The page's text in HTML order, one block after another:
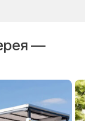
—